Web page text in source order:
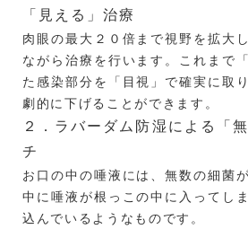
「見える」治療
肉眼の最大２０倍まで視野を拡大
ながら治療を行います。これまで
た感染部分を「目視」で確実に取
劇的に下げることができます。
２．ラバーダム防湿による「
チ
お口の中の唾液には、無数の細菌
中に唾液が根っこの中に入ってし
込んでいるようなものです。